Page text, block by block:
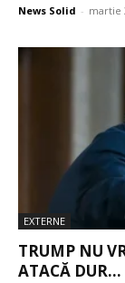
News Solid - martie
EXTERNE
TRUMP NU
ATACĂ DUR...